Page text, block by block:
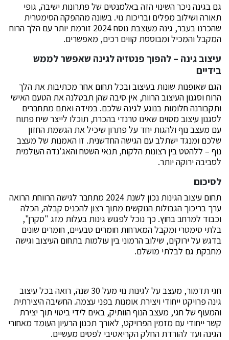
גם בגינה ניכר השינוי הזה באלמנטים של פתרונות ישיבה, גופי
תאורה ושילוב מפלים ובריכות נוי. בשונה מההפקה הסימטרית
שהכרנו בעבר, גינה מעוצבת נוסח 2024 זורמת יותר עם הלך הרוח
המקבל והמכיל ומבוססת קווים רכים, מאפשרים.
עיצוב גינה – להפוך פנטזיה לגינה שאפשר לממש
בידיים
הגם שאופנות שונות בעיצוב ובכל תחום אחר מכתיבות את הלך
הרוח וסגנון העיצוב הרווח, אין סיבה שהן תבטלנה את הטעם האישי
ותקבורנה חלומות בנוגע לגינה שלכם. במידה ואתם מתחברים
לסגנון עיצוב מסוים שאינו טרנדי בהכרח, תוכלו לייצר שיח פתוח
עם מעצב נוף ולהגות יחד על פתרון שיכיל את הגשמת החזון
שלכם ומנגד ישתלב עם הגישה החדשנית. זו האמנות של מעצב
נוף – ללהטט בין רצונות הלקוח, תנאי השטח והאג'נדה העולמית
לסביבה ירוקה יותר.
לסיכום
תחום עיצוב הגינות נכון לשנת 2024 מתחבר לגישה הרווחת הרואה
ערך בריכוך הגבולות הנוקשים מתוך רצון להכניס קבלה, הכלה
וכבוד למרחב בחוץ. כך נוכל לפגוש גינות בעלות מזג "סקרן",
בלתי סימטרי ומקבל המארחות חומרים טבעיים, חומרים שונים
בדגש על ירוקים, שילוב הרמוני בין עולמות בתחום העיצוב וגישה
מחבקת גם לבלתי מושלם.
חגי תדמור, מעצב על לגינות נוי מעל 30 שנה, רואה בכל עיצוב
גינה פרויקט ייחודי ויצירת אומנות בפני עצמה. החשיבה היצירתית
והמעוף של חגי, מעצב הנוף הוותיק, באים לידי ביטוי תוך יצירת
קשר ייחודי עם מזמין הפרויקט, לאורך תכנון הרעיון העומד מאחורי
הגינה ועד להורדת החלק הקריאטיבי לפסים מעשיים.